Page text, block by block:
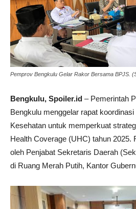
Pemprov Bengkulu Gelar Rakor Bersama BPJS.
Bengkulu, Spoiler.id – Pemerintah
Bengkulu menggelar rapat
Kesehatan untuk memperkuat
Health Coverage (UHC) tahun 2025.
oleh Penjabat Sekretaris Daerah
di Ruang Merah Putih, Kantor